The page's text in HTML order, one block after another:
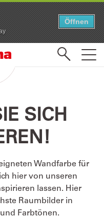
SICH
Wandfarbe für
hier von unseren
lassen. Hier
Raumbilder in
Farbtönen.
Öffnen
Öffnen